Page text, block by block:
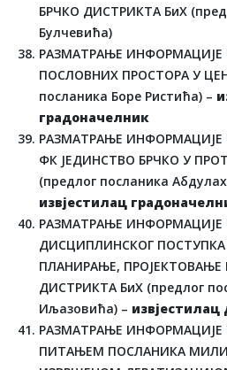
БРЧКО ДИСТРИКТА БиХ
Булчевића)
РАЗМАТРАЊЕ
ПОСЛОВНИХ ПРОСТОРА У
посланика Боре Ристића) –
градоначелник
РАЗМАТРАЊЕ
ФК ЈЕДИНСТВО БРЧКО У
(предлог посланика
извјестилац
РАЗМАТРАЊЕ
ДИСЦИПЛИНСКОГ ПОСТУПКА
ПЛАНИРАЊЕ, ПРОЈЕКТОВАЊЕ
ДИСТРИКТА БиХ (предлог
Иљазовића) – извјестилац
РАЗМАТРАЊЕ
ПИТАЊЕМ ПОСЛАНИКА